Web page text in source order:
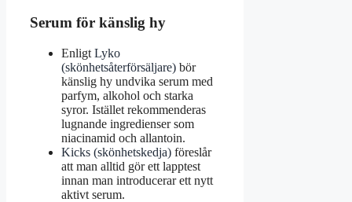
Serum för känslig hy
Enligt Lyko
(skönhetsåterförsäljare) bör
känslig hy undvika serum med
parfym, alkohol och starka
syror. Istället rekommenderas
lugnande ingredienser som
niacinamid och allantoin.
Kicks (skönhetskedja) föreslår
att man alltid gör ett lapptest
innan man introducerar ett nytt
aktivt serum.